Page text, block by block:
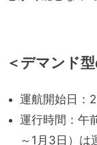
＜デマンド
運航開始日：
運行時間：午
～1月3日）は